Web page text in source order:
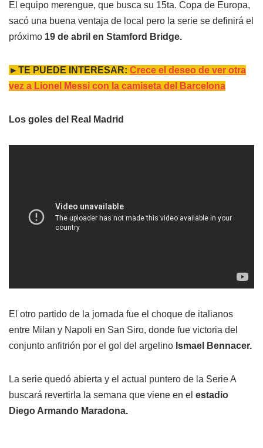
El equipo merengue, que busca su 15ta. Copa de Europa,
sacó una buena ventaja de local pero la serie se definirá el
próximo 19 de abril en Stamford Bridge.
►TE PUEDE INTERESAR: Crece el deseo de ver otra
vez a Lionel Messi con la camiseta del Barcelona
Los goles del Real Madrid
El otro partido de la jornada fue el choque de italianos
entre Milan y Napoli en San Siro, donde fue victoria del
conjunto anfitrión por el gol del argelino Ismael Bennacer.
La serie quedó abierta y el actual puntero de la Serie A
buscará revertirla la semana que viene en el estadio
Diego Armando Maradona.